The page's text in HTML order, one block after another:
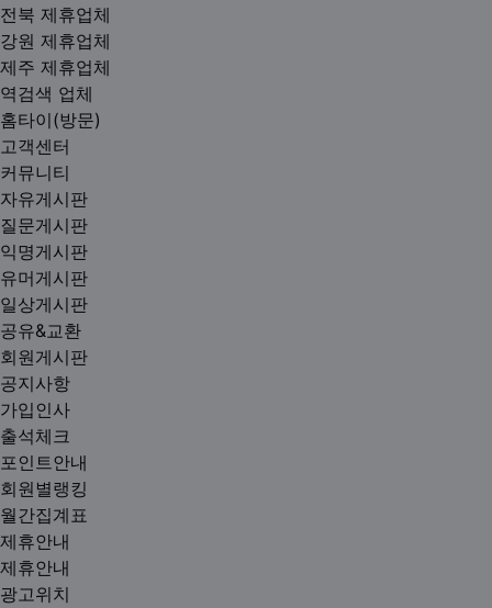
전북 제휴업체
강원 제휴업체
제주 제휴업체
역검색 업체
홈타이(방문)
고객센터
커뮤니티
자유게시판
질문게시판
익명게시판
유머게시판
일상게시판
공유&교환
회원게시판
공지사항
가입인사
출석체크
포인트안내
회원별랭킹
월간집계표
제휴안내
제휴안내
광고위치